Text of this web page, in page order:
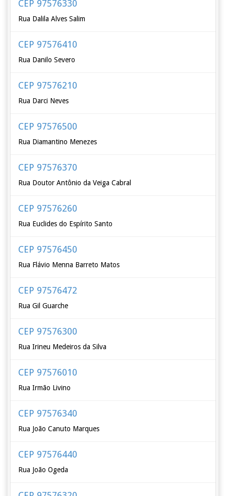
CEP 97576330
Rua Dalila Alves Salim
CEP 97576410
Rua Danilo Severo
CEP 97576210
Rua Darci Neves
CEP 97576500
Rua Diamantino Menezes
CEP 97576370
Rua Doutor Antônio da Veiga Cabral
CEP 97576260
Rua Euclides do Espírito Santo
CEP 97576450
Rua Flávio Menna Barreto Matos
CEP 97576472
Rua Gil Guarche
CEP 97576300
Rua Irineu Medeiros da Silva
CEP 97576010
Rua Irmão Livino
CEP 97576340
Rua João Canuto Marques
CEP 97576440
Rua João Ogeda